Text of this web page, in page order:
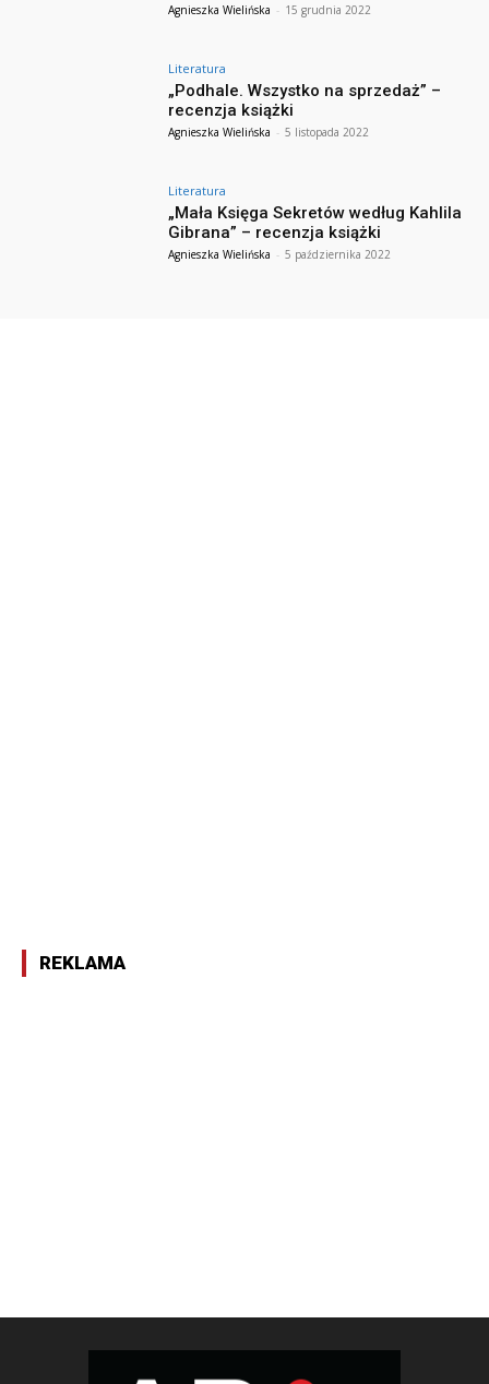
Agnieszka Wielińska - 15 grudnia 2022
Literatura
„Podhale. Wszystko na sprzedaż” –
recenzja książki
Agnieszka Wielińska - 5 listopada 2022
Literatura
„Mała Księga Sekretów według Kahlila
Gibrana” – recenzja książki
Agnieszka Wielińska - 5 października 2022
REKLAMA